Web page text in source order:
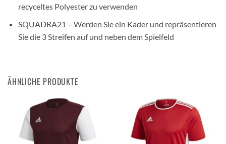
recyceltes Polyester zu verwenden
SQUADRA21 – Werden Sie ein Kader und repräsentieren
Sie die 3 Streifen auf und neben dem Spielfeld
ÄHNLICHE PRODUKTE